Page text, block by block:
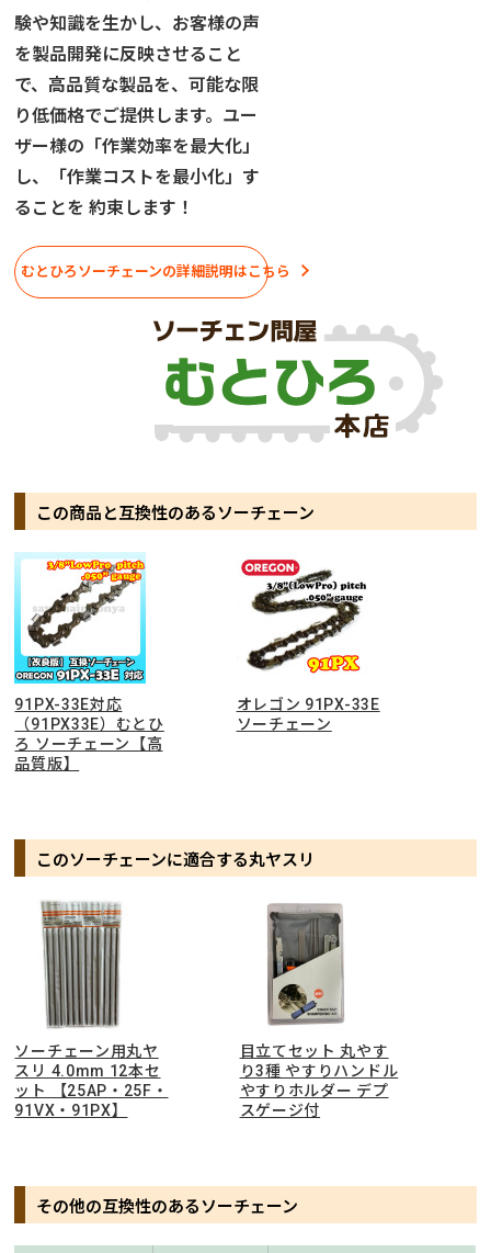
験や知識を生かし、お客様の声
を製品開発に反映させること
で、高品質な製品を、可能な限
り低価格でご提供します。ユー
ザー様の「作業効率を最大化」
し、「作業コストを最小化」す
ることを 約束します！
むとひろソーチェーンの詳細説明はこちら
この商品と互換性のあるソーチェーン
91PX-33E対応
（91PX33E）むとひ
ろ ソーチェーン【高
品質版】
オレゴン 91PX-33E
ソーチェーン
このソーチェーンに適合する丸ヤスリ
ソーチェーン用丸ヤ
スリ 4.0mm 12本セ
ット 【25AP・25F・
91VX・91PX】
目立てセット 丸やす
り3種 やすりハンドル
やすりホルダー デプ
スゲージ付
その他の互換性のあるソーチェーン